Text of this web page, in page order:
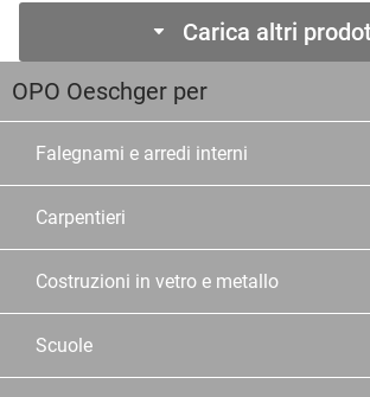
Carica altri
OPO Oeschger per
Falegnami e arredi interni
Carpentieri
Costruzioni in vetro e metallo
Scuole